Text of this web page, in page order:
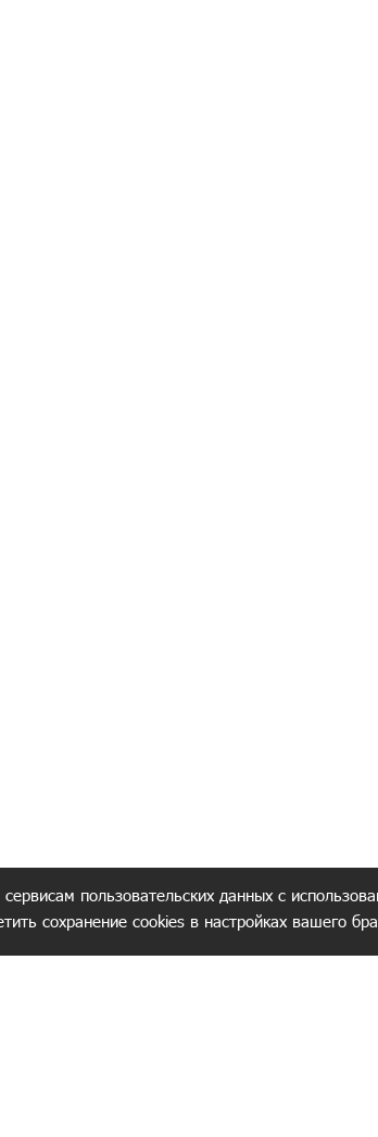
пользовательских данных с
сохранение cookies в настройках вашего